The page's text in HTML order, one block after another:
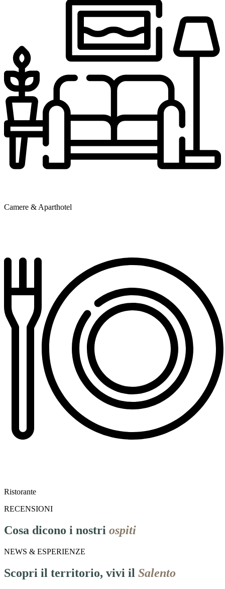
Camere & Aparthotel
Ristorante
RECENSIONI
Cosa dicono i nostri ospiti
NEWS & ESPERIENZE
Scopri il territorio, vivi il Salento